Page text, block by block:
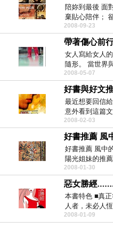
陪妳到最後 面
棄貼心陪伴；
軌...
2008-09-23
女人寫給女人
隨形。 當世界
成...
2008-05-07
最近想要回信
意外看到這篇
先看到這篇...
2008-02-03
好書推薦 風
好書推薦 風中
陽光姐妹的推
生...
2008-01-30
惡女勝經
本書特色 ■真
人者，未必人
2008-01-09